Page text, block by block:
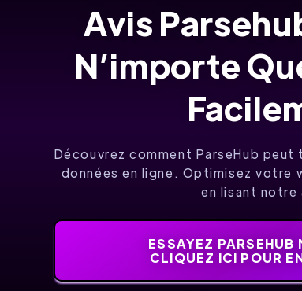
Avis
N’importe
Découvrez comment ParseHub
données en ligne. Optimisez votre
en lisant notre
ESSAYEZ PARSEHUB
CLIQUEZ ICI POUR